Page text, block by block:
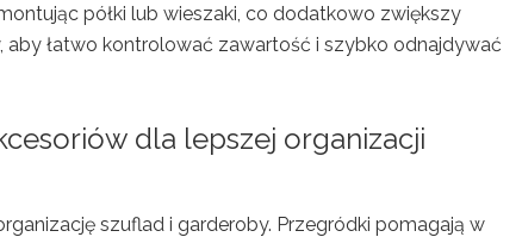
półki lub wieszaki, co dodatkowo zwiększy
łatwo kontrolować zawartość i szybko odnajdywać
dla lepszej organizacji
szuflad i garderoby. Przegródki pomagają w